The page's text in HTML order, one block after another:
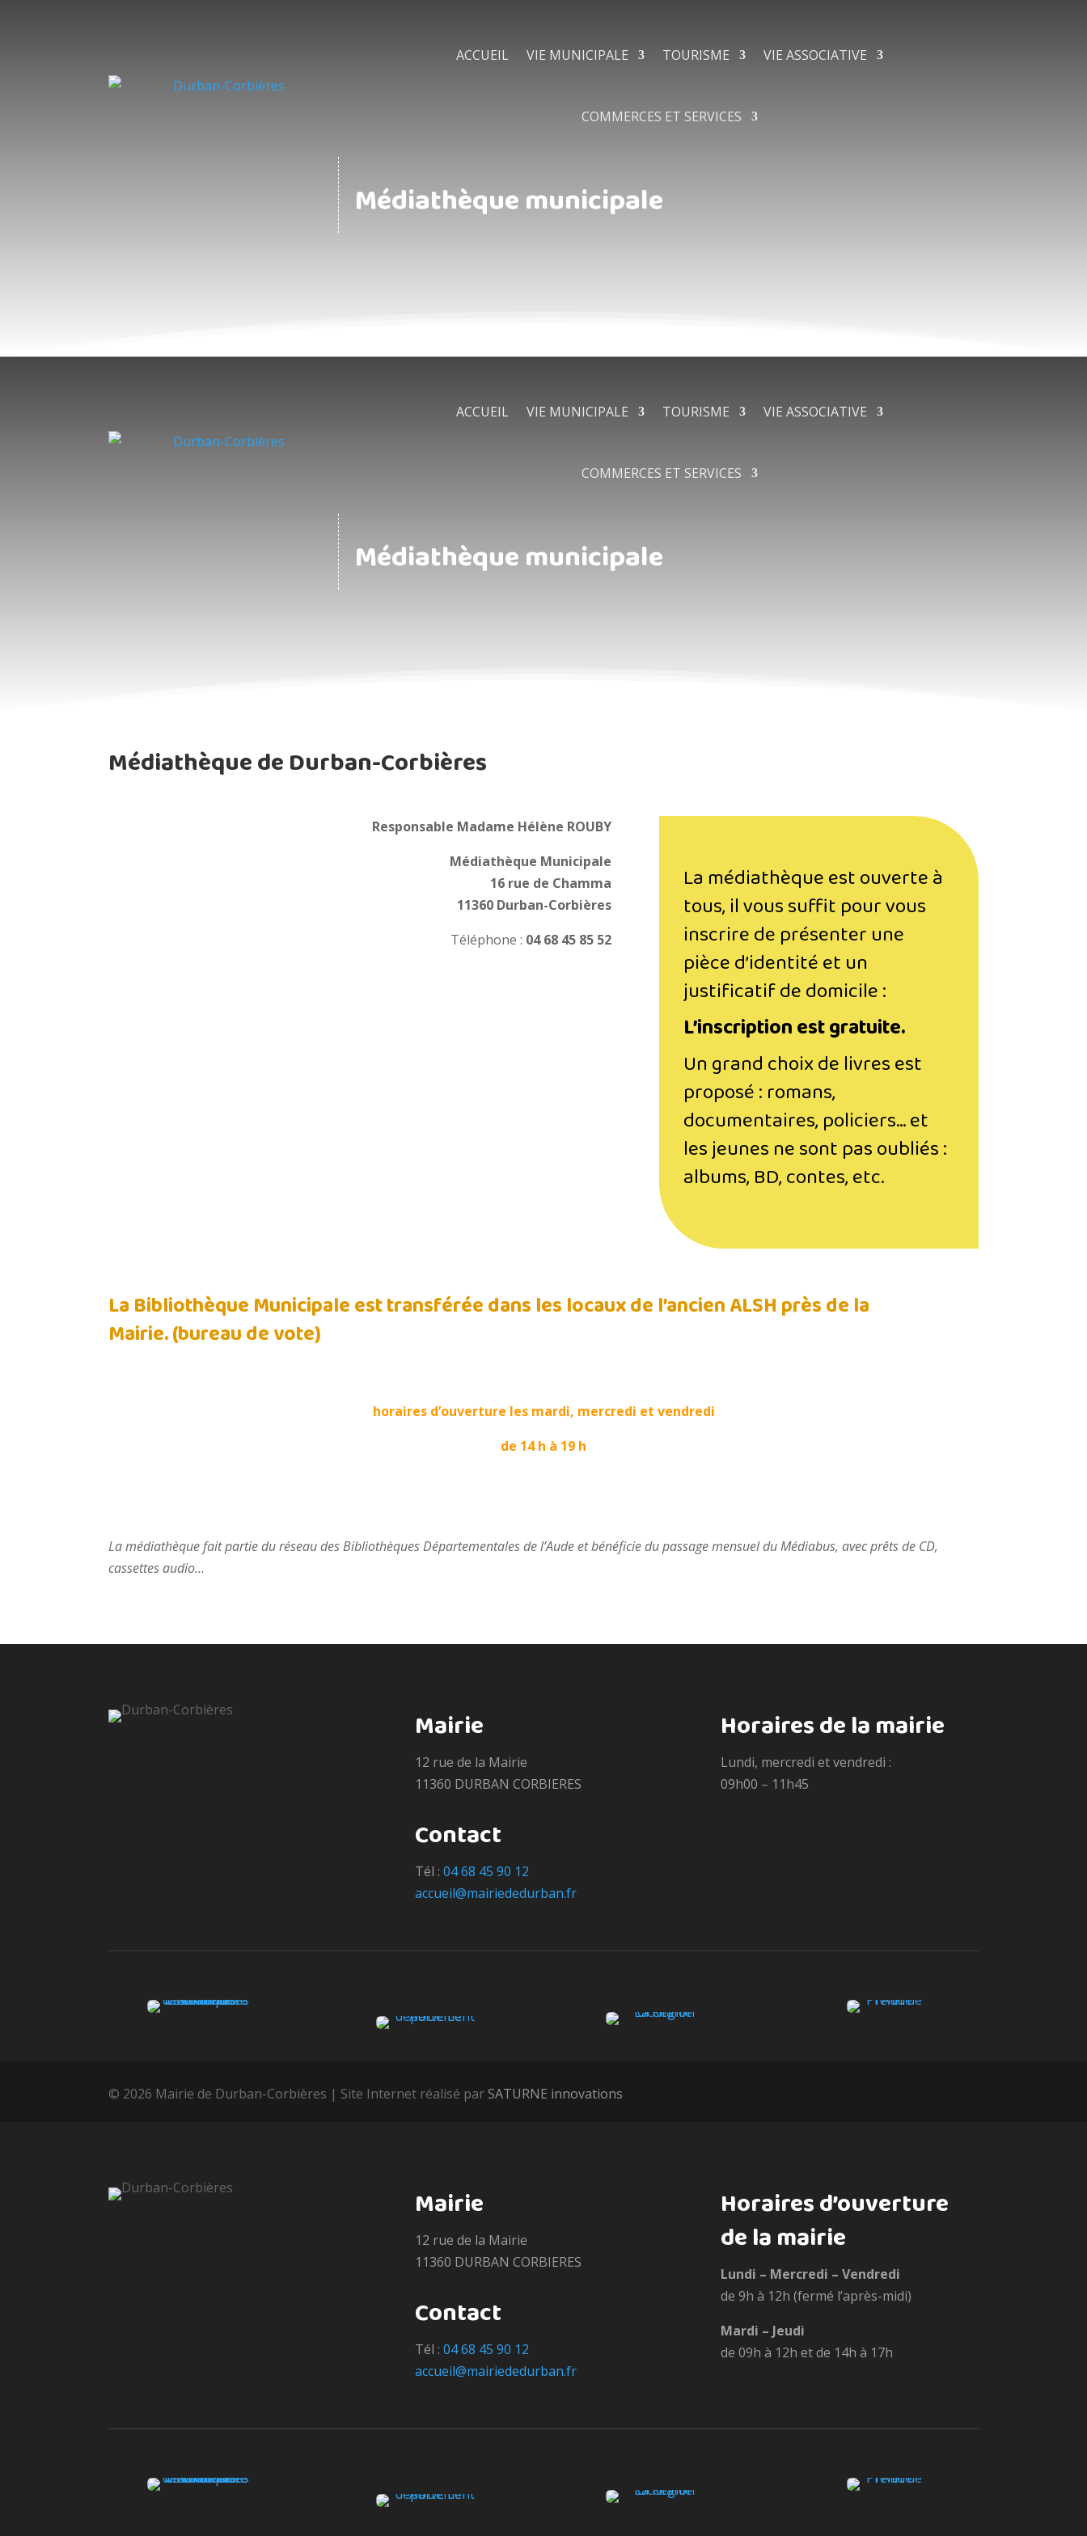
ACCUEIL VIE MUNICIPALE TOURISME VIE ASSOCIATIVE
COMMERCES ET SERVICES
Médiathèque municipale
ACCUEIL VIE MUNICIPALE TOURISME VIE ASSOCIATIVE
COMMERCES ET SERVICES
Médiathèque municipale
Médiathèque de Durban-Corbières
Responsable Madame Hélène ROUBY
Médiathèque Municipale
16 rue de Chamma
11360 Durban-Corbières
Téléphone : 04 68 45 85 52
La médiathèque est ouverte à
tous, il vous suffit pour vous
inscrire de présenter une
pièce d’identité et un
justificatif de domicile :
L’inscription est gratuite.
Un grand choix de livres est
proposé : romans,
documentaires, policiers…et
les jeunes ne sont pas oubliés :
albums, BD, contes, etc.
La Bibliothèque Municipale est transférée dans les locaux de l’ancien ALSH près de la
Mairie. (bureau de vote)
horaires d’ouverture les mardi, mercredi et vendredi
de 14 h à 19 h
La médiathèque fait partie du réseau des Bibliothèques Départementales de l’Aude et bénéficie du passage mensuel du Médiabus, avec prêts de CD,
cassettes audio…
Mairie
12 rue de la Mairie
11360 DURBAN CORBIERES
Contact
Tél : 04 68 45 90 12
accueil@mairiededurban.fr
Horaires de la mairie
Lundi, mercredi et vendredi :
09h00 – 11h45
© 2026 Mairie de Durban-Corbières | Site Internet réalisé parSATURNE innovations
Mairie
12 rue de la Mairie
11360 DURBAN CORBIERES
Contact
Tél : 04 68 45 90 12
accueil@mairiededurban.fr
Horaires d’ouverture
de la mairie
Lundi – Mercredi – Vendredi
de 9h à 12h (fermé l’après-midi)
Mardi – Jeudi
de 09h à 12h et de 14h à 17h